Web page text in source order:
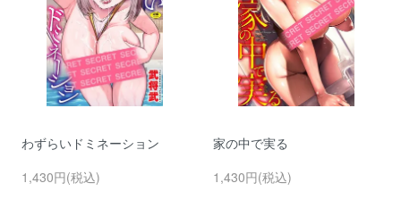
わずらいドミネーション
1,430円(税込)
家の中で実る
1,430円(税込)